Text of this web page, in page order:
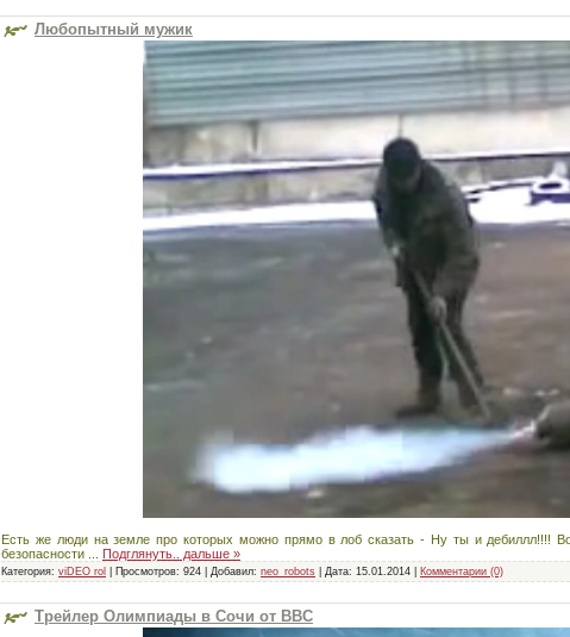
Любопытный мужик
Есть же люди на земле про которых можно прямо в лоб сказать - Ну ты и дебиллл!!!!
безопасности
Подглянуть.. дальше »
Категория: viDEO rol Просмотров: 924 Добавил: neo_robots Дата: 15.01.2014 Комментарии (0)
Трейлер Олимпиады в Сочи от BBC